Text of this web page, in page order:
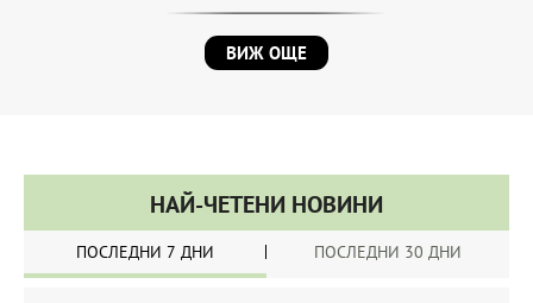
ВИЖ ОЩЕ
НАЙ-ЧЕТЕНИ НОВИНИ
ПОСЛЕДНИ 7 ДНИ ПОСЛЕДНИ 30 ДНИ